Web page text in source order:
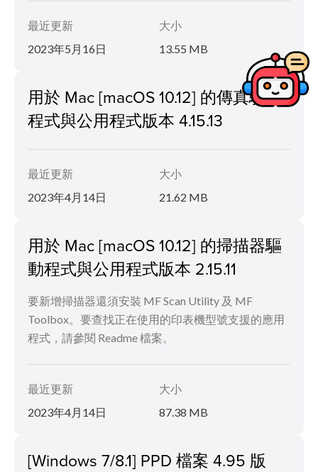
最近更新
2023年5月16日
大小
13.55 MB
用於 Mac [macOS 10.12] 的傳真驅動
程式與公用程式版本 4.15.13
最近更新
2023年4月14日
大小
21.62 MB
用於 Mac [macOS 10.12] 的掃描器驅
動程式與公用程式版本 2.15.11
要新增掃描器還須安裝 MF Scan Utility 及 MF
Toolbox。要查找正在使用的印表機型號支援的應用
程式，請參閱 Readme 檔案。
最近更新
2023年4月14日
大小
87.38 MB
[Windows 7/8.1] PPD 檔案 4.95 版